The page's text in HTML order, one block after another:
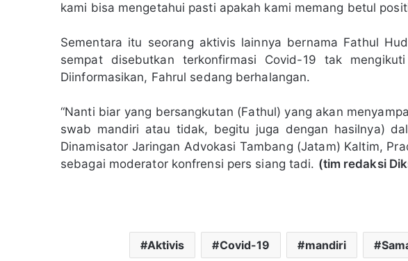
kami bisa mengetahui pasti apakah kami memang betul
Sementara itu seorang aktivis lainnya bernama Fathul
sempat disebutkan terkonfirmasi Covid-19 tak
Diinformasikan, Fahrul sedang berhalangan.
“Nanti biar yang bersangkutan (Fathul) yang akan
swab mandiri atau tidak, begitu juga dengan hasilnya)
Dinamisator Jaringan Advokasi Tambang (Jatam) Kaltim,
sebagai moderator konfrensi pers siang tadi. (tim redaksi
Aktivis Covid-19 mandiri